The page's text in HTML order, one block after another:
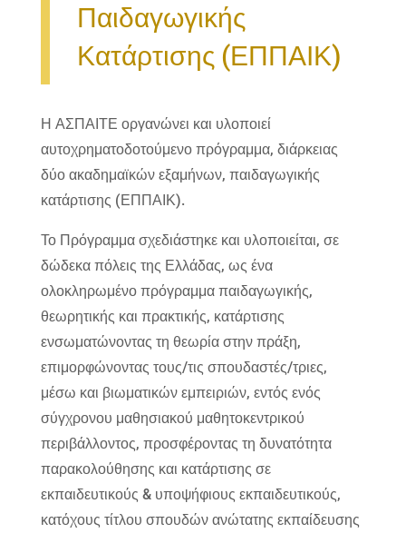
Παιδαγωγικής
Κατάρτισης (ΕΠΠΑΙΚ)
Η ΑΣΠΑΙΤΕ οργανώνει και υλοποιεί
αυτοχρηματοδοτούμενο πρόγραμμα, διάρκειας
δύο ακαδημαϊκών εξαμήνων, παιδαγωγικής
κατάρτισης (ΕΠΠΑΙΚ).
Το Πρόγραμμα σχεδιάστηκε και υλοποιείται, σε
δώδεκα πόλεις της Ελλάδας, ως ένα
ολοκληρωμένο πρόγραμμα παιδαγωγικής,
θεωρητικής και πρακτικής, κατάρτισης
ενσωματώνοντας τη θεωρία στην πράξη,
επιμορφώνοντας τους/τις σπουδαστές/τριες,
μέσω και βιωματικών εμπειριών, εντός ενός
σύγχρονου μαθησιακού μαθητοκεντρικού
περιβάλλοντος, προσφέροντας τη δυνατότητα
παρακολούθησης και κατάρτισης σε
εκπαιδευτικούς & υποψήφιους εκπαιδευτικούς,
κατόχους τίτλου σπουδών ανώτατης εκπαίδευσης